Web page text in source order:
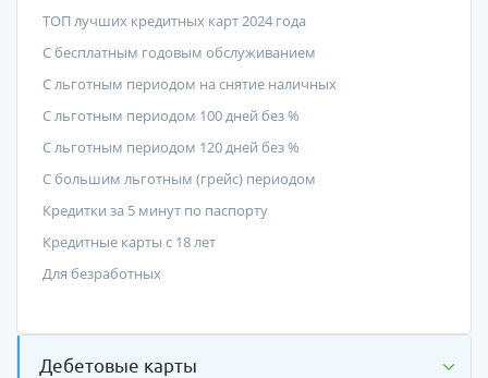
ТОП лучших кредитных карт 2024 года
С бесплатным годовым обслуживанием
С льготным периодом на снятие наличных
С льготным периодом 100 дней без %
С льготным периодом 120 дней без %
С большим льготным (грейс) периодом
Кредитки за 5 минут по паспорту
Кредитные карты с 18 лет
Для безработных
Дебетовые карты